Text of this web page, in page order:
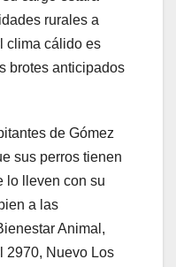
rurales a
clima cálido es
brotes anticipados
de Gómez
sus perros tienen
lo lleven con su
a las
Animal,
2970, Nuevo Los